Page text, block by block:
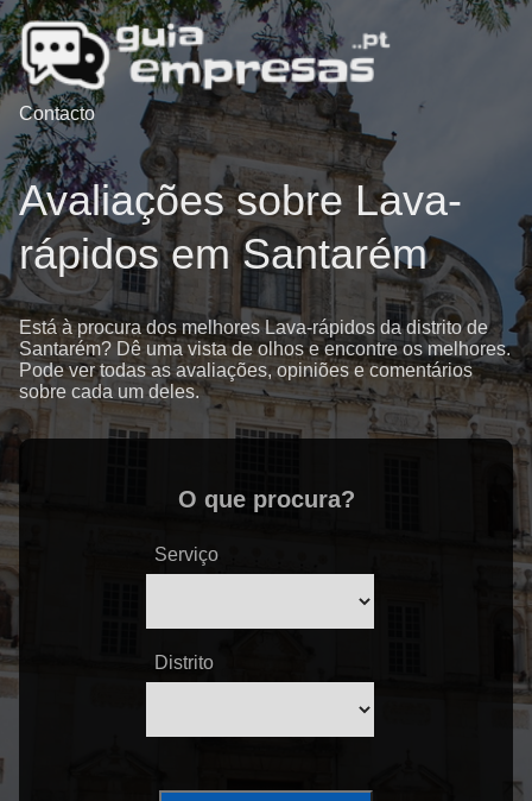
Contacto
Avaliações sobre Lava-
rápidos em Santarém
Está à procura dos melhores Lava-rápidos da distrito de
Santarém? Dê uma vista de olhos e encontre os melhores.
Pode ver todas as avaliações, opiniões e comentários
sobre cada um deles.
O que procura?
Serviço
Distrito